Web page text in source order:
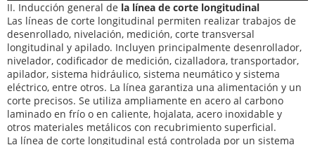
II. Inducción general de la línea de corte longitudinal
Las líneas de corte longitudinal permiten realizar trabajos de
desenrollado, nivelación, medición, corte transversal
longitudinal y apilado. Incluyen principalmente desenrollador,
nivelador, codificador de medición, cizalladora, transportador,
apilador, sistema hidráulico, sistema neumático y sistema
eléctrico, entre otros. La línea garantiza una alimentación y un
corte precisos. Se utiliza ampliamente en acero al carbono
laminado en frío o en caliente, hojalata, acero inoxidable y
otros materiales metálicos con recubrimiento superficial.
La línea de corte longitudinal está controlada por un sistema